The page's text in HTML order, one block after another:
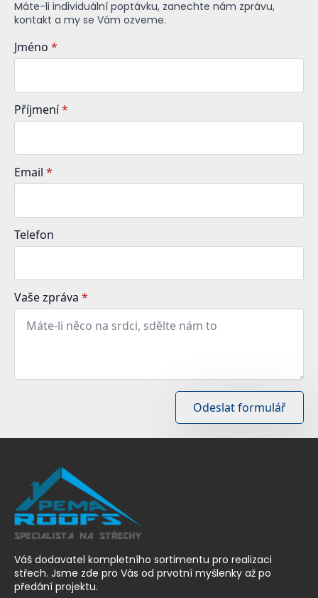
Máte-li individuální poptávku, zanechte nám zprávu,
kontakt a my se Vám ozveme.
Jméno *
Příjmení*
Email *
Telefon
Vaše zpráva *
Odeslat formulář
Váš dodavatel kompletního sortimentu pro realizaci
střech. Jsme zde pro Vás od prvotní myšlenky až po
předání projektu.